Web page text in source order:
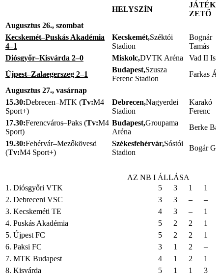
HELYSZÍN
ZETŐ
Augusztus 26., szombat
Kecskemét–Puskás Akadémia
4–1
Kecskemét,Széktói
Stadion
Bognár
Tamás
Diósgyőr–Kisvárda 2–0
Miskolc,DVTK Aréna
Vad II
Újpest–Zalaegerszeg 2–1
Budapest,Szusza
Ferenc Stadion
Farkas
Augusztus 27., vasárnap
15.30:Debrecen–MTK (Tv:M4
Sport+)
Debrecen,Nagyerdei
Stadion
Karakó
Ferenc
17.30:Ferencváros–Paks (Tv:M4
Sport)
Budapest,Groupama
Aréna
Berke
19.30:Fehérvár–Mezőkövesd
(Tv:M4 Sport+)
Székesfehérvár,Sóstói
Stadion
Bogár
AZ NB I ÁLLÁSA
1. Diósgyőri VTK
5 3 1 1
2. Debreceni VSC
3 3 – –
3. Kecskeméti TE
4 3 – 1
4. Puskás Akadémia
5 2 2 1
5. Újpest FC
5 2 2 1
6. Paksi FC
3 1 2 –
7. MTK Budapest
4 1 2 1
8. Kisvárda
5 1 1 3